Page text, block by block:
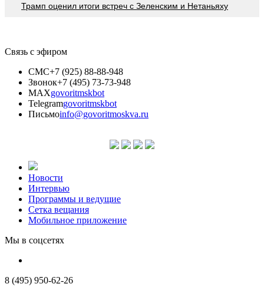
Трамп оценил итоги встреч с Зеленским и Нетаньяху
Связь с эфиром
СМС+7 (925) 88-88-948
Звонок+7 (495) 73-73-948
MAXgovoritmskbot
Telegramgovoritmskbot
Письмоinfo@govoritmoskva.ru
Новости
Интервью
Программы и ведущие
Сетка вещания
Мобильное приложение
Мы в соцсетях
8 (495) 950-62-26